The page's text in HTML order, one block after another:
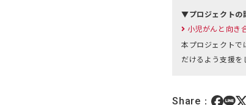
▼プロジェクトの
小児がんと向き
本プロジェクトで
だけるよう支援を
Share：